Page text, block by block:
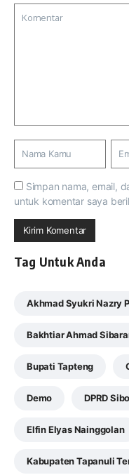
Simpan nama, email,
untuk komentar saya
Tag Untuk Anda
Akhmad Syukri Nazry
Bakhtiar Ahmad
Bupati Tapteng
Demo DPRD
Elfin Elyas Nainggolan
Kabupaten Tapanuli